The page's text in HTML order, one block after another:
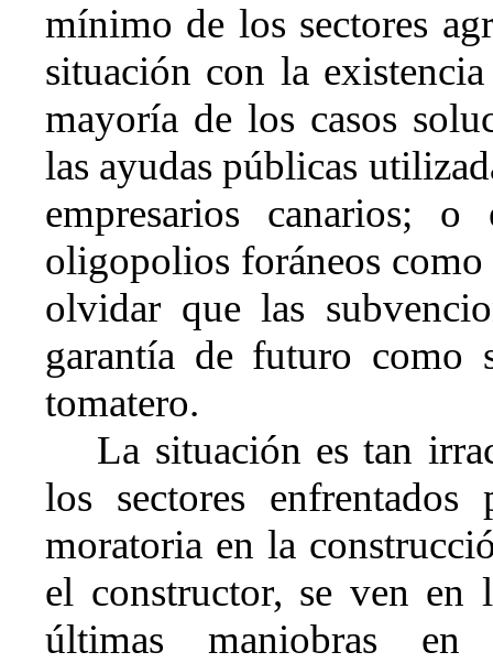
mínimo de los sectores
situación con la
mayoría de los casos
las ayudas públicas
empresarios canarios; o
oligopolios foráneos
olvidar que las
garantía de futuro como
tomatero.
La situación es tan
los sectores
moratoria en la
el constructor, se ven en
últimas maniobras